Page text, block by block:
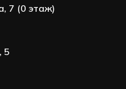
7 (0 этаж)
5